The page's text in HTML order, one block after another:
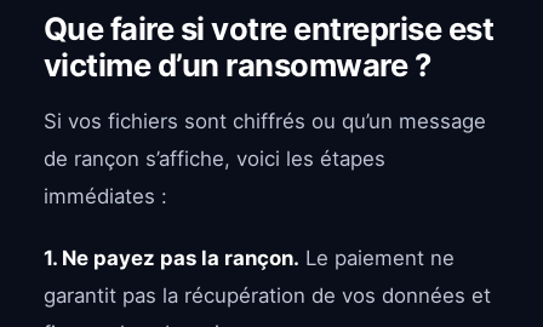
Que faire si votre entreprise est
victime d’un ransomware ?
Si vos fichiers sont chiffrés ou qu’un message
de rançon s’affiche, voici les étapes
immédiates :
1. Ne payez pas la rançon. Le paiement ne
garantit pas la récupération de vos données et